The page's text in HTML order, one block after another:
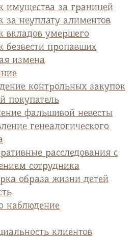
имущества за границей
за неуплату алиментов
вкладов умершего
безвести пропавших
измена
контрольных закупок
покупатель
фальшивой невесты
генеалогического
расследования с
сотрудника
образа жизни детей
наблюдение
клиентов